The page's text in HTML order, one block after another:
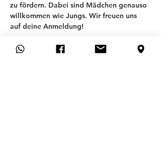
zu fördern. Dabei sind Mädchen genauso
willkommen wie Jungs. Wir freuen uns
auf deine Anmeldung!